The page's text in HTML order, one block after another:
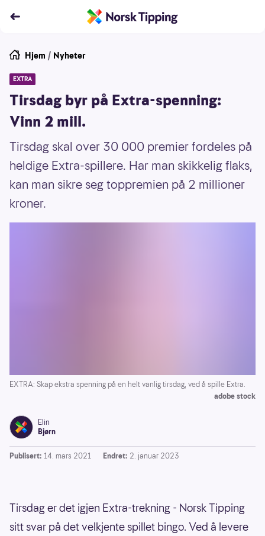
Hjem / Nyheter
EXTRA
Tirsdag byr på Extra-spenning:
Vinn 2 mill.
Tirsdag skal over 30 000 premier fordeles på
heldige Extra-spillere. Har man skikkelig flaks,
kan man sikre seg toppremien på 2 millioner
kroner.
EXTRA: Skap ekstra spenning på en helt vanlig tirsdag, ved å spille Extra.
adobe stock
Elin
Bjørn
Publisert: 14. mars 2021 Endret: 2. januar 2023
Tirsdag er det igjen Extra-trekning - Norsk Tipping
sitt svar på det velkjente spillet bingo. Ved å levere